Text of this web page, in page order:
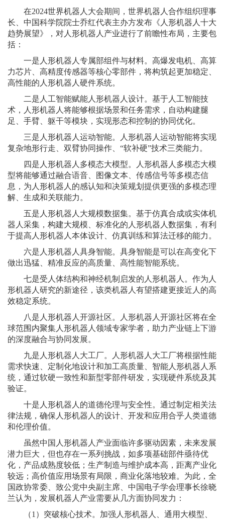
在2024世界机器人大会期间，世界机器人合作组织理事
长、中国科学院院士乔红代表主办方发布《人形机器人十大
趋势展望》，对人形机器人产业进行了前瞻性布局，主要包
括：
一是人形机器人专属部组件与材料。高爆发电机、高算
力芯片、高精度传感器等核心零部件，将构筑起更加稳定、
高性能的人形机器人硬件系统。
二是人工智能赋能人形机器人设计。基于人工智能技
术，人形机器人将能够根据场景和任务需求，自动构建腿
足、手臂、躯干等模块，实现形态和控制的协同优化。
三是人形机器人运动智能。人形机器人运动智能将实现
复杂地形行走、双臂协同操作、“软补硬”技术三类能力。
四是人形机器人多模态大模型。人形机器人多模态大模
型将能够通过融合语音、图像文本、传感信号等多模态信
息，为人形机器人的感认知和决策规划提供更强的多模态理
解、生成和关联能力。
五是人形机器人大规模数据集。基于仿真合成或实体机
器人采集，构建大规模、标准化的人形机器人数据集，有利
于提高人形机器人本体设计、仿真训练和算法迁移的能力。
六是人形机器人具身智能。具身智能是可以在高变化下
做出迅猛、精准反应的高质量、高性能智能系统。
七是受人体结构和神经机制启发的人形机器人。作为人
形机器人研究的新途径，该类机器人有望搭建更接近人的高
效稳定系统。
八是人形机器人开源社区。人形机器人开源社区将在全
球范围内聚集人形机器人领域专家学者，助力产业链上下游
的深度融合与协同发展。
九是人形机器人大工厂。人形机器人大工厂将根据性能
需求快速、定制化地设计和加工高质量、智能人形机器人系
统，通过软硬一致性和新型零部件研发，实现硬件系统及其
验证。
十是人形机器人的道德伦理与安全性。通过制定相关法
律法规，确保人形机器人的设计、开发和应用合乎人类道德
和伦理价值。
虽然中国人形机器人产业面临许多驱动因素，未来发展
潜力巨大，但也存在一系列挑战，如多项基础部件亟待优
化，产品成熟度较低；生产制造与维护成本高，距离产业化
较远；高价值应用场景有局限，商业化落地较难。为此，全
国政协常委、致公党中央副主席、中国电子学会理事长徐晓
兰认为，发展机器人产业需要从几方面协同发力：
（1）突破核心技术。加强人形机器人、通用大模型、